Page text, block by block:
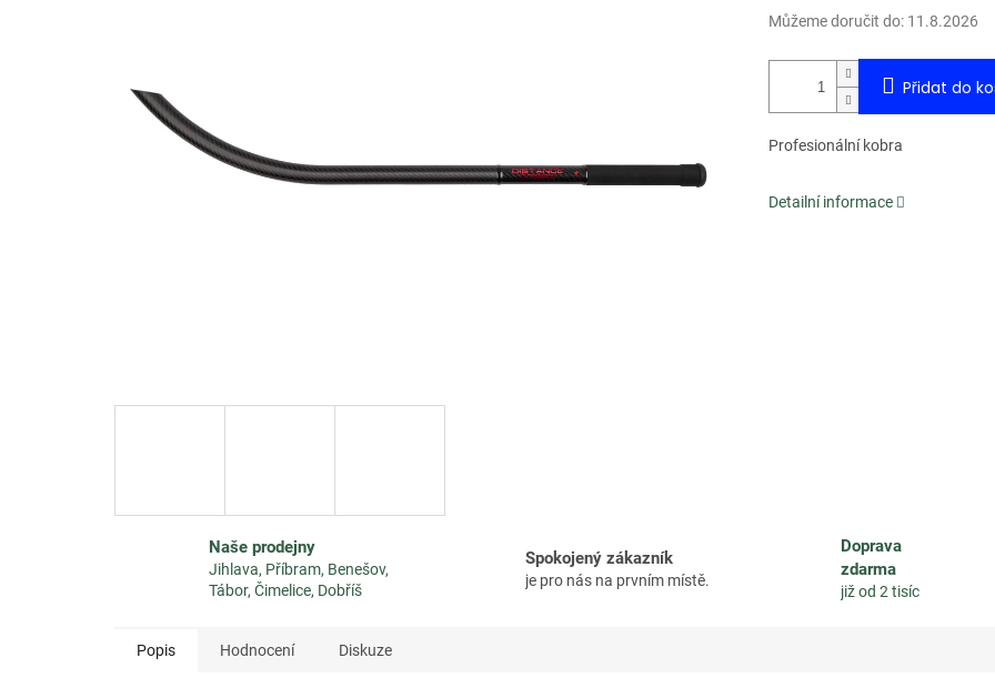
Můžeme doručit do: 11.8.2026
Přidat do
Profesionální kobra
Detailní informace
Naše prodejny
Jihlava, Příbram, Benešov,
Tábor, Čimelice, Dobříš
Spokojený zákazník
je pro nás na prvním místě.
Doprava
zdarma
již od 2 tisíc
Popis Hodnocení Diskuze